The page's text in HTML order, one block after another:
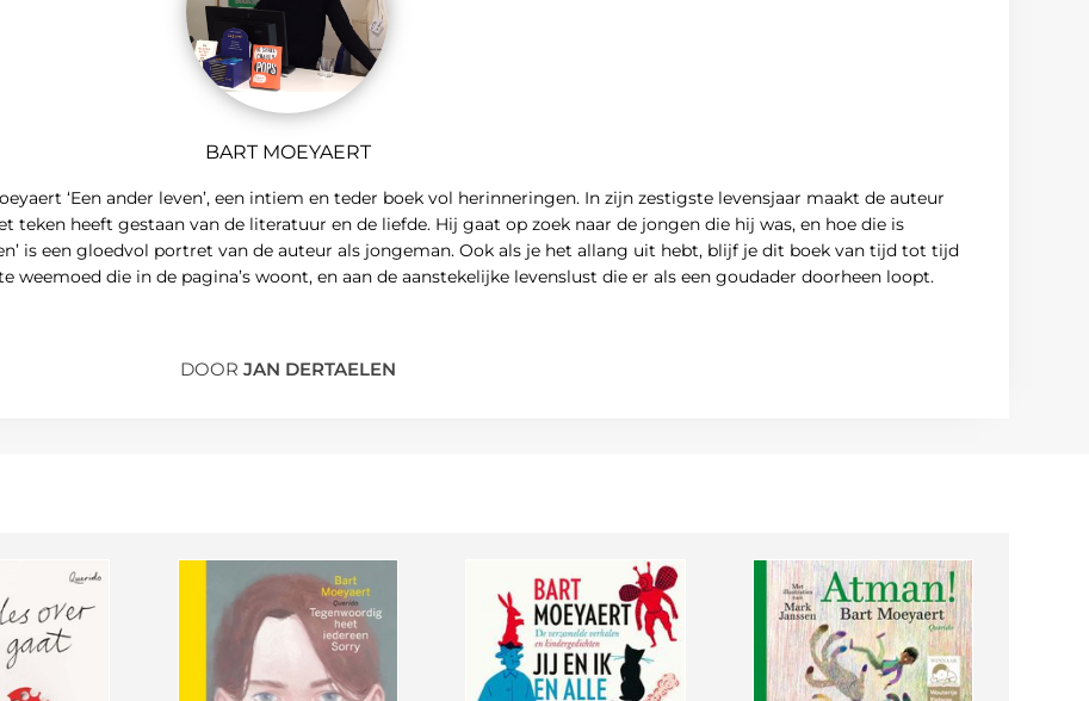
BART MOEYAERT
‘Een ander leven’, een intiem en teder boek vol herinneringen. In zijn zestigste levensjaar maakt de auteur
teken heeft gestaan van de literatuur en de liefde. Hij gaat op zoek naar de jongen die hij was, en hoe die is
is een gloedvol portret van de auteur als jongeman. Ook als je het allang uit hebt, blijf je dit boek van tijd tot tijd
weemoed die in de pagina’s woont, en aan de aanstekelijke levenslust die er als een goudader doorheen loopt.
DOOR JAN DERTAELEN